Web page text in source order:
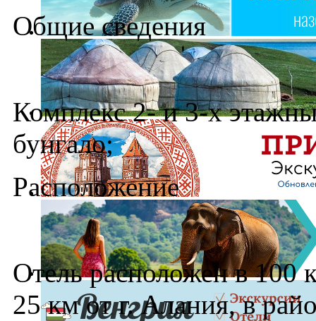
Общие сведения
Комплекс 2- и 3-х
бунгало;
Расположение
Отель расположен в 100
25 км от г. Алания, в